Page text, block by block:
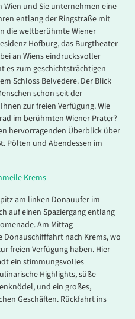
Wien und Sie unternehmen eine
entlang der Ringstraße mit
die weltberühmte Wiener
Hofburg, das Burgtheater
an Wiens eindrucksvoller
es zum geschichtsträchtigen
Schloss Belvedere. Der Blick
schon seit der
zur freien Verfügung. Wie
im berühmten Wiener Prater?
hervorragenden Überblick über
Pölten und Abendessen im
Krems
am linken Donauufer im
auf einen Spaziergang entlang
Am Mittag
nach Krems, wo
freien Verfügung haben. Hier
ein stimmungsvolles
Highlights, süße
und ein großes,
Geschäften. Rückfahrt ins